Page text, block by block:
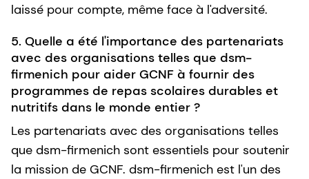
laissé pour compte, même face à l'adversité.
5. Quelle a été l'importance des partenariats
avec des organisations telles que dsm-
firmenich pour aider GCNF à fournir des
programmes de repas scolaires durables et
nutritifs dans le monde entier ?
Les partenariats avec des organisations telles
que dsm-firmenich sont essentiels pour soutenir
la mission de GCNF. dsm-firmenich est l'un des